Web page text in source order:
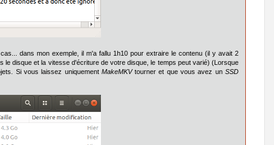
dans mon exemple, il m'a fallu 1h10 pour extraire le contenu (il y avait 2
disque et la vitesse d'écriture de votre disque, le temps peut varié) (Lorsque
Si vous laissez uniquement MakeMKVtourner et que vous avez unSSD